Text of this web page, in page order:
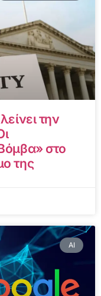
την
στο
της
AI